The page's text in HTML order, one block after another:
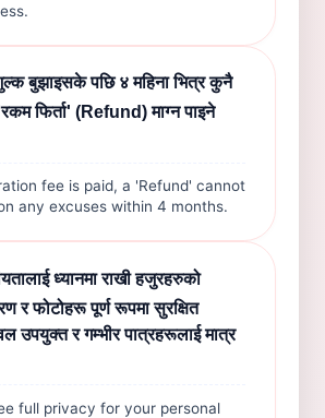
बुझाइसके पछि ४ महिना भित्र कुनै
'रकम फिर्ता' (Refund) माग्न पाइने
fee is paid, a 'Refund' cannot
any excuses within 4 months.
ध्यानमा राखी हजुरहरुको
र फोटोहरू पूर्ण रूपमा सुरक्षित
उपयुक्त र गम्भीर पात्रहरूलाई मात्र
full privacy for your personal